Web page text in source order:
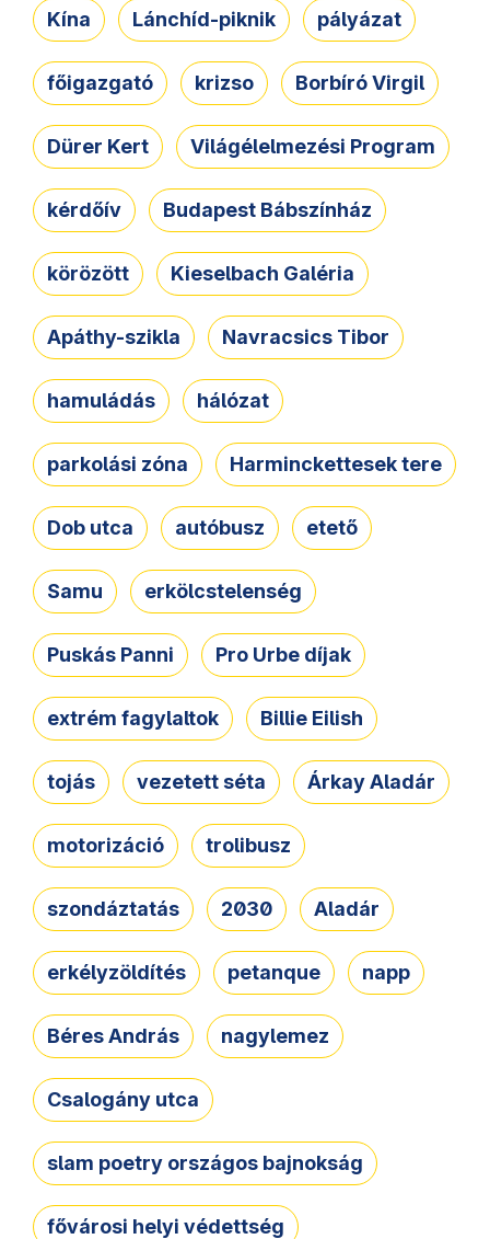
Kína Lánchíd-piknik pályázat
főigazgató krizso Borbíró Virgil
Dürer Kert Világélelmezési Program
kérdőív Budapest Bábszínház
körözött Kieselbach Galéria
Apáthy-szikla Navracsics Tibor
hamuládás hálózat
parkolási zóna Harminckettesek tere
Dob utca autóbusz etető
Samu erkölcstelenség
Puskás Panni Pro Urbe díjak
extrém fagylaltok Billie Eilish
tojás vezetett séta Árkay Aladár
motorizáció trolibusz
szondáztatás 2030 Aladár
erkélyzöldítés petanque napp
Béres András nagylemez
Csalogány utca
slam poetry országos bajnokság
fővárosi helyi védettség